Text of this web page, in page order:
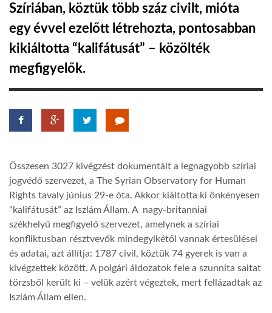
GLOBOZSARU
DOBRAVERO.HU
LATIMO.HU
Szíriában, köztük több száz civilt, mióta
egy évvel ezelőtt létrehozta, pontosabban
kikiáltotta “kalifátusát” – közölték
megfigyelők.
Összesen 3027 kivégzést dokumentált a legnagyobb szíriai
jogvédő szervezet, a The Syrian Observatory for Human
Rights tavaly június 29-e óta. Akkor kiáltotta ki önkényesen
“kalifátusát” az Iszlám Állam. A nagy-britanniai
székhelyű megfigyelő szervezet, amelynek a szíriai
konfliktusban résztvevők mindegyikétől vannak értesülései
és adatai, azt állítja: 1787 civil, köztük 74 gyerek is van a
kivégzettek között. A polgári áldozatok fele a szunnita saitat
törzsből került ki – velük azért végeztek, mert fellázadtak az
Iszlám Állam ellen.